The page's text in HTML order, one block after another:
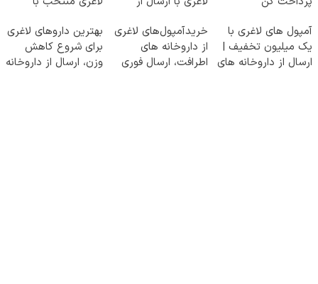
نزدیکت
آمپول های لاغری با
یک میلیون تخفیف |
ارسال از داروخانه های
خریدآمپول‌های لاغری
از داروخانه های
اطرافت، ارسال فوری
بهترین داروهای لاغری
برای شروع کاهش
وزن، ارسال از داروخانه